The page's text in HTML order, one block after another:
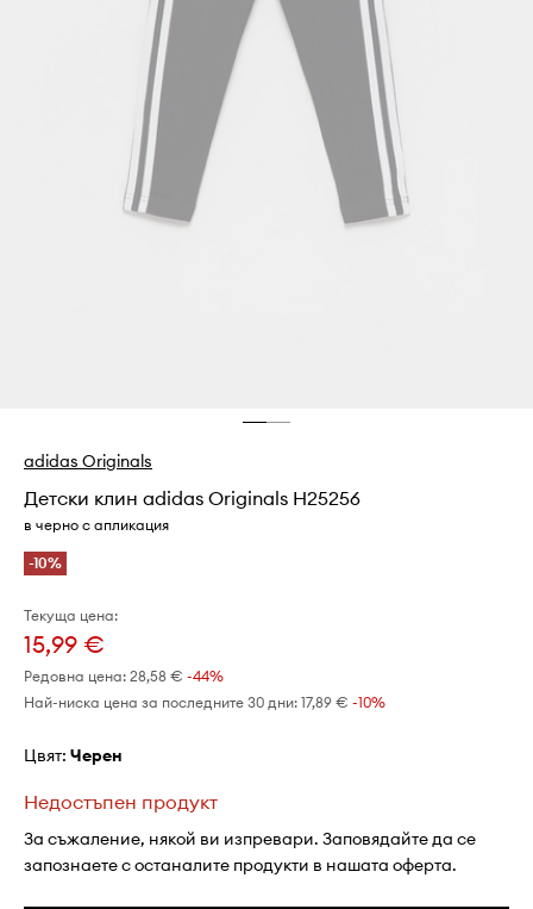
adidas Originals
Детски клин adidas Originals H25256
в черно с апликация
-10%
Текуща цена:
15,99 €
Редовна цена: 28,58 € -44%
Най-ниска цена за последните 30 дни: 17,89 € -10%
Цвят: черен
Недостъпен продукт
За съжаление, някой ви изпревари. Заповядайте да се
запознаете с останалите продукти в нашата оферта.